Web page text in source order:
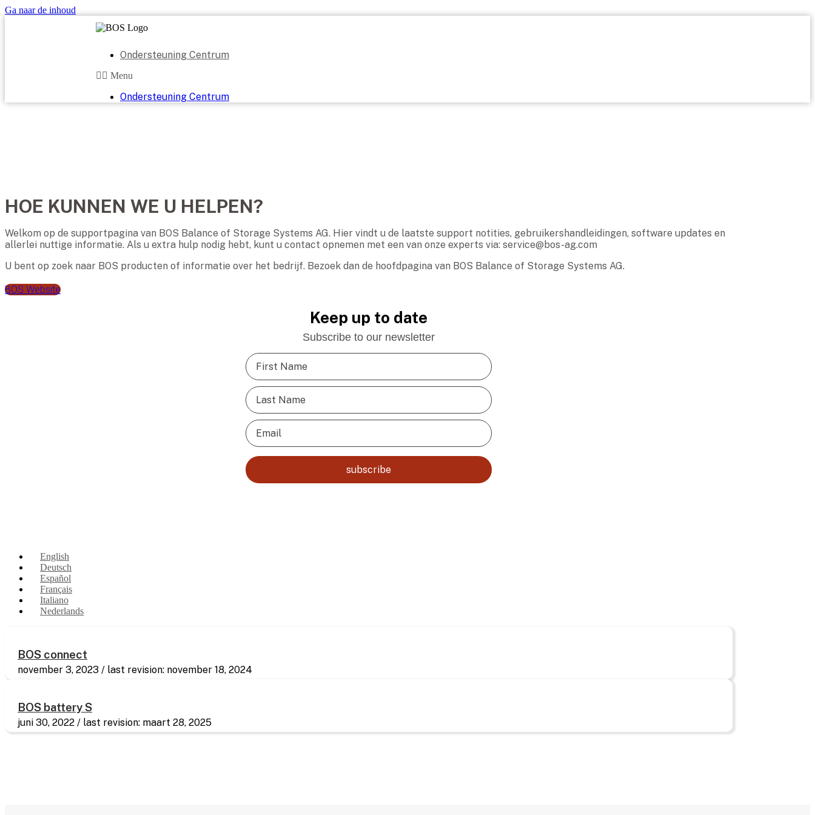
Ga naar de inhoud
Ondersteuning Centrum
Menu
Ondersteuning Centrum
HOE KUNNEN WE U HELPEN?
Welkom op de supportpagina van BOS Balance of Storage Systems AG. Hier vindt u de laatste support notities, gebruikershandleidingen, software updates en
allerlei nuttige informatie. Als u extra hulp nodig hebt, kunt u contact opnemen met een van onze experts via: service@bos-ag.com
U bent op zoek naar BOS producten of informatie over het bedrijf. Bezoek dan de hoofdpagina van BOS Balance of Storage Systems AG.
BOS Website
Keep up to date
Subscribe to our newsletter
subscribe
English
Deutsch
Español
Français
Italiano
Nederlands
BOS connect
november 3, 2023 november 18, 2024
BOS battery S
juni 30, 2022 maart 28, 2025